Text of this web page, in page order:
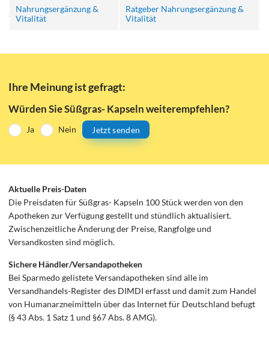
Nahrungsergänzung &
Vitalität
Ratgeber Nahrungsergänzung &
Vitalität
Ihre Meinung ist gefragt:
Würden Sie Süßgras- Kapseln weiterempfehlen?
Ja Nein Jetzt senden
Aktuelle Preis-Daten
Die Preisdaten für Süßgras- Kapseln 100 Stück werden von den
Apotheken zur Verfügung gestellt und stündlich aktualisiert.
Zwischenzeitliche Änderung der Preise, Rangfolge und
Versandkosten sind möglich.
Sichere Händler/Versandapotheken
Bei Sparmedo gelistete Versandapotheken sind alle im
Versandhandels-Register des DIMDI erfasst und damit zum Handel
von Humanarzneimitteln über das Internet für Deutschland befugt
(§ 43 Abs. 1 Satz 1 und §67 Abs. 8 AMG).